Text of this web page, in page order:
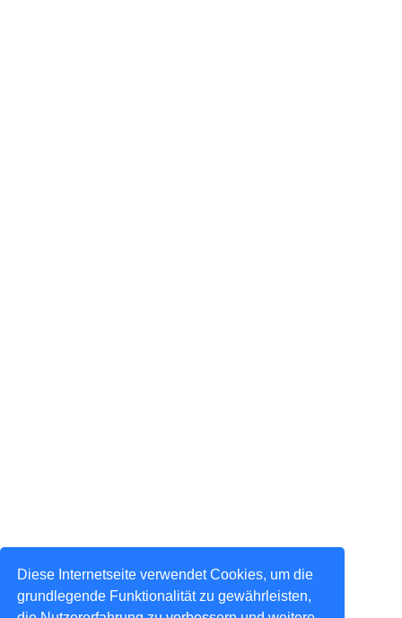
Diese Internetseite verwendet Cookies, um die
grundlegende Funktionalität zu gewährleisten,